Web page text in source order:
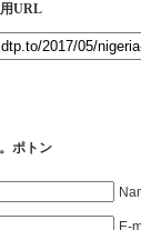
用URL
ポトン
E-